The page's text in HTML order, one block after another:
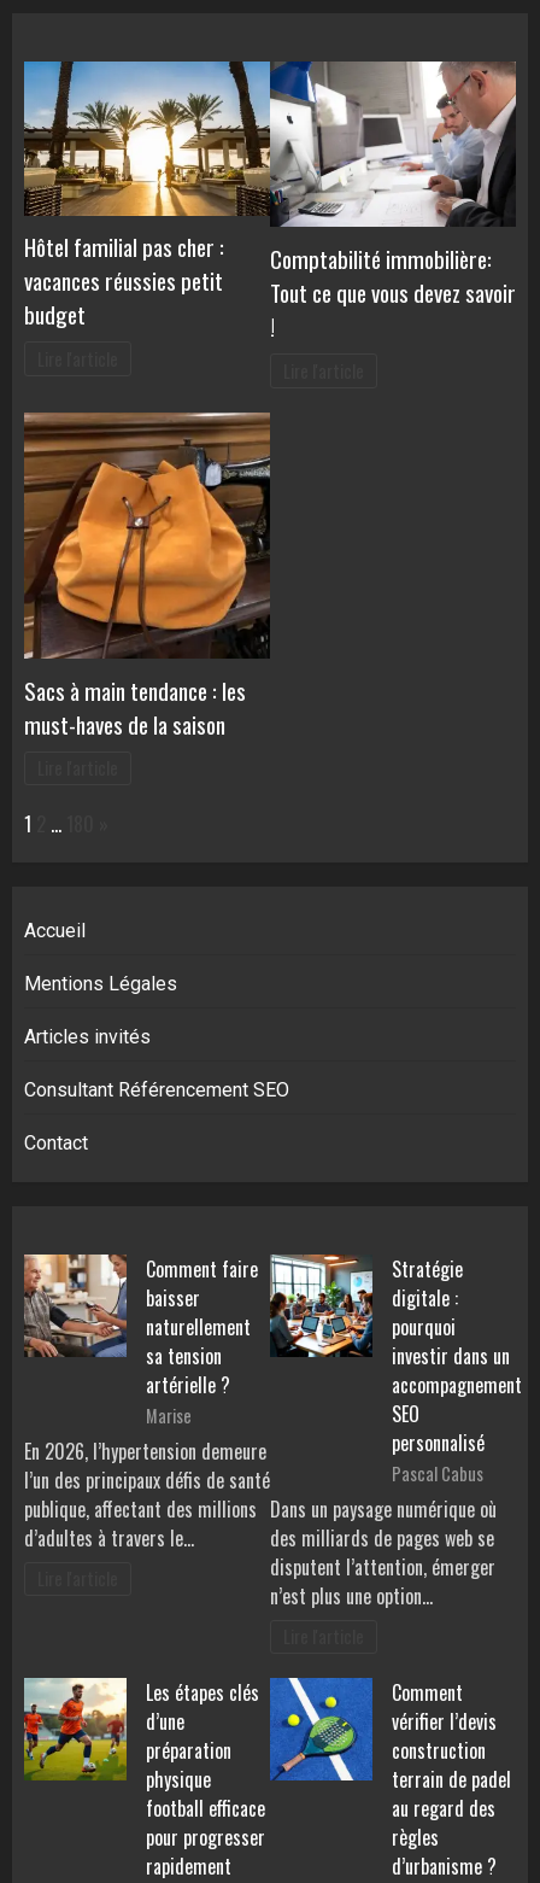
Hôtel familial pas cher :
vacances réussies petit
budget
Comptabilité immobilière:
Tout ce que vous devez savoir
!
Sacs à main tendance : les
must-haves de la saison
Page:
1 …
Accueil
Mentions Légales
Articles invités
Consultant Référencement SEO
Contact
Comment faire
baisser
naturellement
sa tension
artérielle ?
Marise
En 2026, l’hypertension demeure
l’un des principaux défis de santé
publique, affectant des millions
d’adultes à travers le…
Stratégie
digitale :
pourquoi
investir dans un
accompagnement
SEO
personnalisé
Pascal Cabus
Dans un paysage numérique où
des milliards de pages web se
disputent l’attention, émerger
n’est plus une option…
Les étapes clés
d’une
préparation
physique
football efficace
pour progresser
rapidement
Comment
vérifier l’devis
construction
terrain de padel
au regard des
règles
d’urbanisme ?